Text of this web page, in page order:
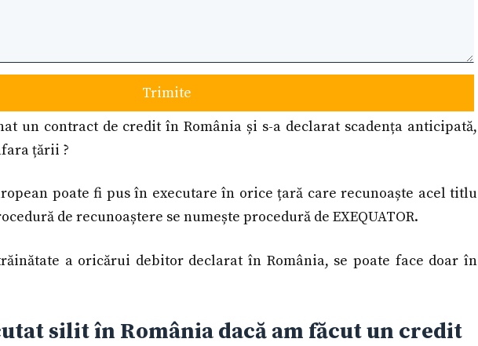
Trimite
un contract de credit în România și s-a declarat scadența anticipată,
țării ?
poate fi pus în executare în orice țară care recunoaște acel titlu
de recunoaștere se numește procedură de EXEQUATOR.
a oricărui debitor declarat în România, se poate face doar în
silit în România dacă am făcut un credit